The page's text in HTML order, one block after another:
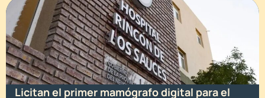
Licitan el primer mamógrafo digital para el